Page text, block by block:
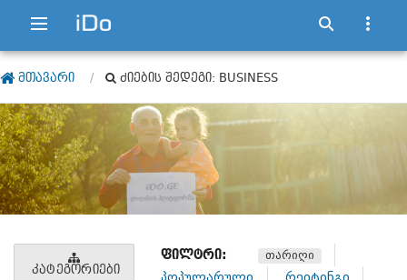
ᲛᲗᲐᲕᲐᲠᲘ ᲫᲘᲔᲑᲘᲡ ᲨᲔᲓᲔᲒᲘ: BUSINESS
ᲙᲐᲢᲔᲒᲝᲠᲘᲔᲑᲘ
ᲤᲘᲚᲢᲠᲘ: თარიღი